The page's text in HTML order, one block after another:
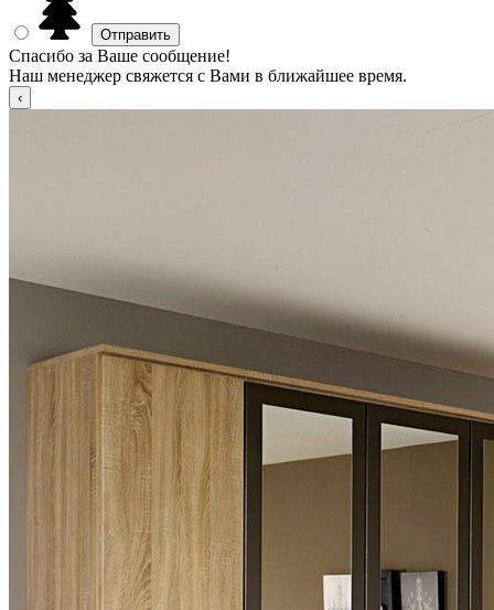
Спасибо за Ваше сообщение!
Наш менеджер свяжется с Вами в ближайшее время.